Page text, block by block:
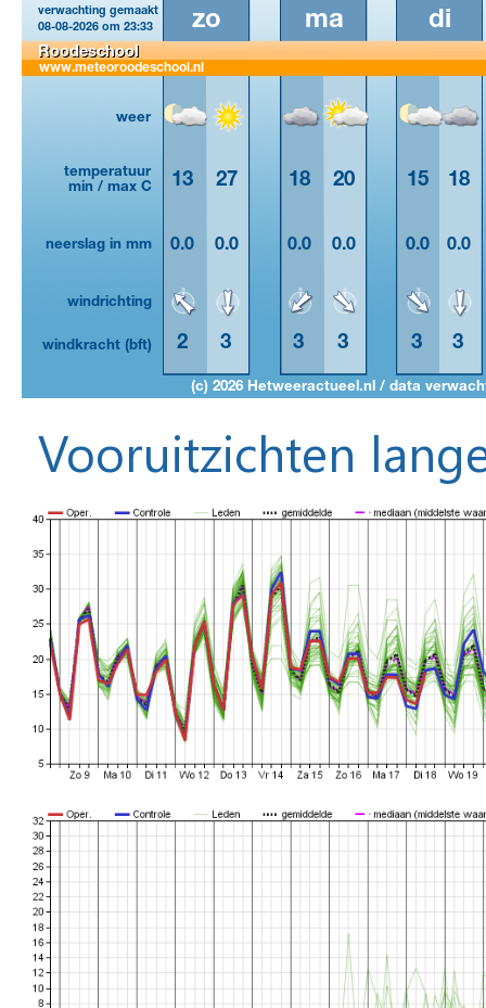
Vooruitzichten